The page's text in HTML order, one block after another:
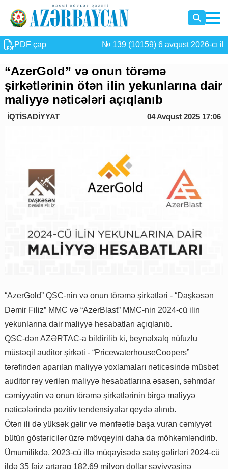
PDF çap № 139 (10159) 6 avqust 2026-cı il
“AzerGold” və onun törəmə
şirkətlərinin ötən ilin yekunlarına dair
maliyyə nəticələri açıqlanıb
İQTİSADİYYAT 04 Avqust 2025 17:06
“AzerGold” QSC-nin və onun törəmə şirkətləri - “Daşkəsən
Dəmir Filiz” MMC və “AzerBlast” MMC-nin 2024-cü ilin
yekunlarına dair maliyyə hesabatları açıqlanıb.
QSC-dən AZƏRTAC-a bildirilib ki, beynəlxalq nüfuzlu
müstəqil auditor şirkəti - “PricewaterhouseCoopers”
tərəfindən aparılan maliyyə yoxlamaları nəticəsində müsbət
auditor rəy verilən maliyyə hesabatlarına əsasən, səhmdar
cəmiyyətin və onun törəmə şirkətlərinin birgə maliyyə
nəticələrində pozitiv tendensiyalar qeydə alınıb.
Ötən ili də yüksək gəlir və mənfəətlə başa vuran cəmiyyət
bütün göstəricilər üzrə mövqeyini daha da möhkəmləndirib.
Ümumilikdə, 2023-cü illə müqayisədə satış gəlirləri 2024-cü
ildə 35 faiz artaraq 182,69 milyon dollar səviyyəsinə